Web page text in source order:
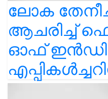
ലോക
ആചരിച്ച്
ഓഫ്